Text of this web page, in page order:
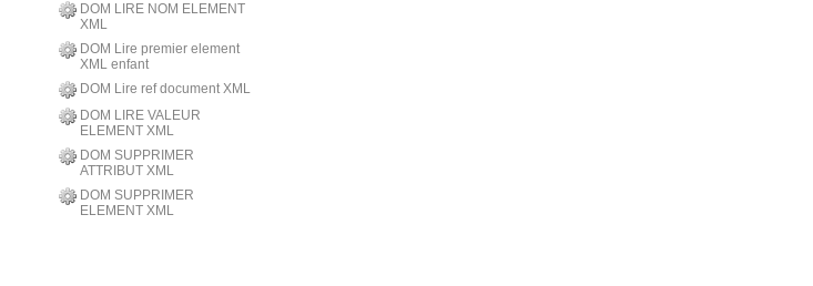
DOM LIRE NOM ELEMENT
XML
DOM Lire premier element
XML enfant
DOM Lire ref document XML
DOM LIRE VALEUR
ELEMENT XML
DOM SUPPRIMER
ATTRIBUT XML
DOM SUPPRIMER
ELEMENT XML